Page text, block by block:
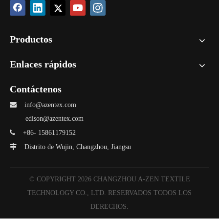
Productos
Enlaces rápidos
Contáctenos

info@azentex.com
edison@azentex.com
 +86- 15861179152
 Distrito de Wujin, Changzhou, Jiangsu
© COPYRIGHT 2026CHANGZHOU A-ZEN TEXTILE
TECHNOLOGY CO., LTD. RESERVADOS TODOS LOS
DERECHOS.